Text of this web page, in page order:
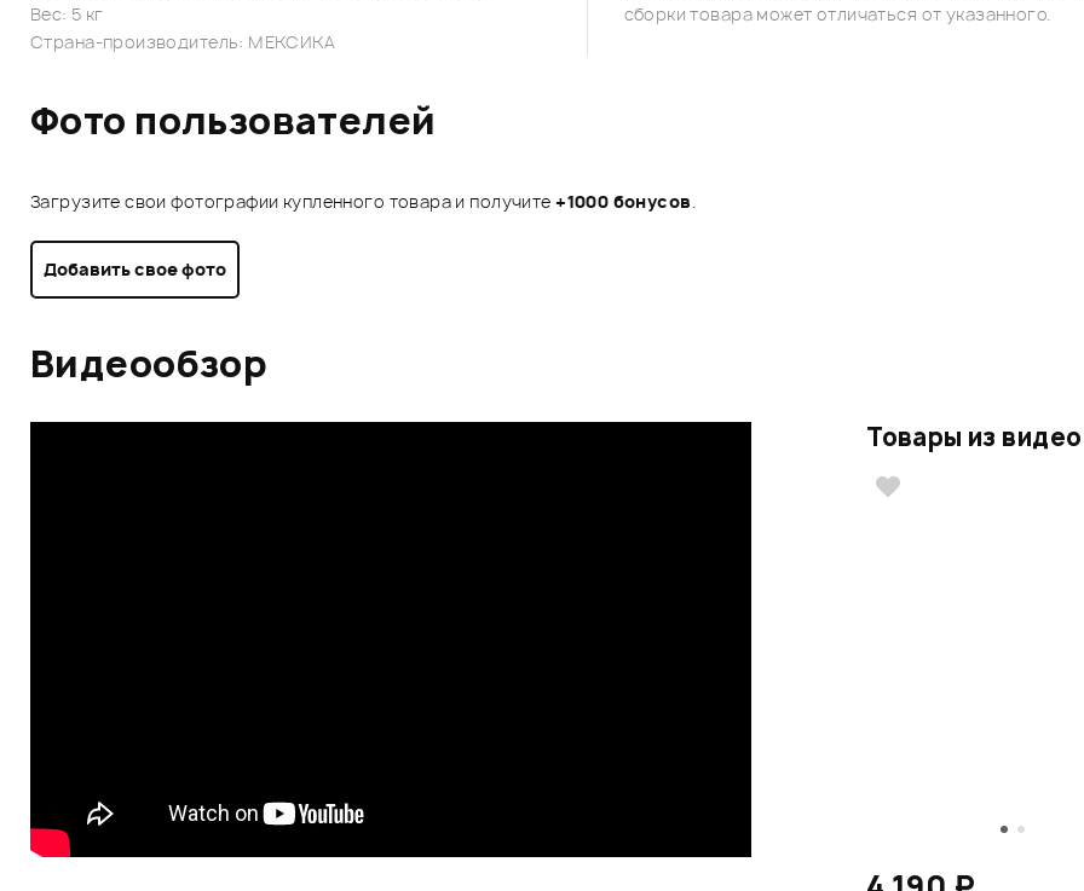
Вес: 5 кг
Страна-производитель: МЕКСИКА
сборки товара может отличаться от указанного.
Фото пользователей
Загрузите свои фотографии купленного товара и получите+1000 бонусов.
Добавить свое фото
Видеообзор
Товары из видео